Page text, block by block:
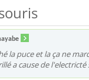
la puce et la ça ne
a cause de